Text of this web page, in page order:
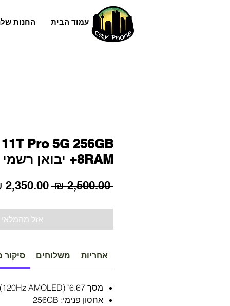
עמוד הבית החנות
Pro 5G 256GB
+8RAM יבואן רשמי
‏2,500.00 ‏₪
מחיר
אזל מהמלאי
סיקור משלוחים אחריות
מסך 6.67" (120Hz AMOLED)
אחסון פנימי: 256GB